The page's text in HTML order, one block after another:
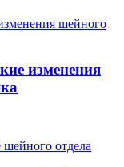
изменения